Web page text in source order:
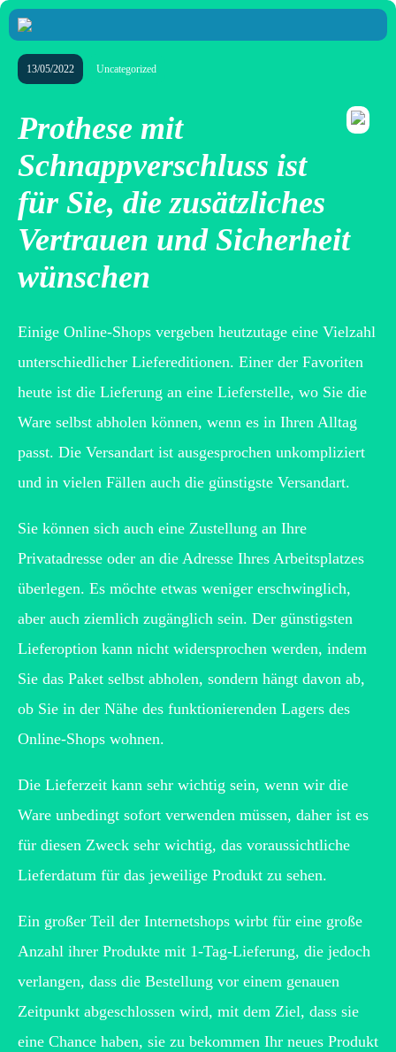
13/05/2022 Uncategorized
Prothese mit
Schnappverschluss ist
für Sie, die zusätzliches
Vertrauen und Sicherheit
wünschen
Einige Online-Shops vergeben heutzutage eine Vielzahl
unterschiedlicher Liefereditionen. Einer der Favoriten
heute ist die Lieferung an eine Lieferstelle, wo Sie die
Ware selbst abholen können, wenn es in Ihren Alltag
passt. Die Versandart ist ausgesprochen unkompliziert
und in vielen Fällen auch die günstigste Versandart.
Sie können sich auch eine Zustellung an Ihre
Privatadresse oder an die Adresse Ihres Arbeitsplatzes
überlegen. Es möchte etwas weniger erschwinglich,
aber auch ziemlich zugänglich sein. Der günstigsten
Lieferoption kann nicht widersprochen werden, indem
Sie das Paket selbst abholen, sondern hängt davon ab,
ob Sie in der Nähe des funktionierenden Lagers des
Online-Shops wohnen.
Die Lieferzeit kann sehr wichtig sein, wenn wir die
Ware unbedingt sofort verwenden müssen, daher ist es
für diesen Zweck sehr wichtig, das voraussichtliche
Lieferdatum für das jeweilige Produkt zu sehen.
Ein großer Teil der Internetshops wirbt für eine große
Anzahl ihrer Produkte mit 1-Tag-Lieferung, die jedoch
verlangen, dass die Bestellung vor einem genauen
Zeitpunkt abgeschlossen wird, mit dem Ziel, dass sie
eine Chance haben, sie zu bekommen Ihr neues Produkt